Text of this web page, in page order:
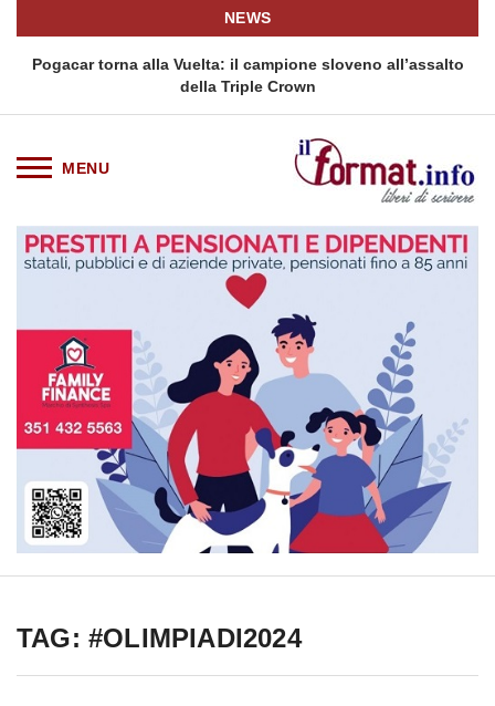
NEWS
Pogacar torna alla Vuelta: il campione sloveno all’assalto
della Triple Crown
TAG: #OLIMPIADI2024